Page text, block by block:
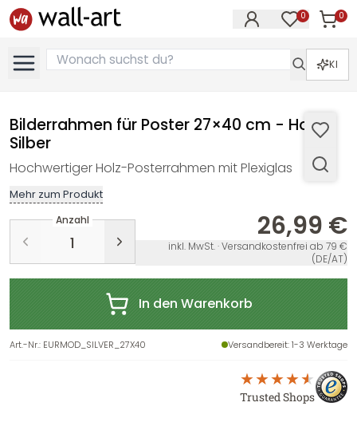
0 0
KI
Bilderrahmen für Poster 27×40 cm - Holz -
Silber
Hochwertiger Holz-Posterrahmen mit Plexiglas
Mehr zum Produkt
Anzahl 26,99 €
inkl. MwSt. · Versandkostenfrei ab 79 €
(DE/AT)
In den Warenkorb
Art.-Nr.: EURMOD_SILVER_27X40 Versandbereit: 1-3 Werktage
Trusted Shops